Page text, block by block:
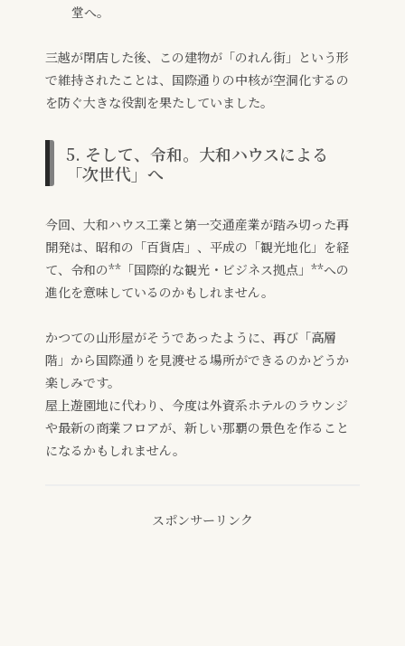
堂へ。
三越が閉店した後、この建物が「のれん街」という形
で維持されたことは、国際通りの中核が空洞化するの
を防ぐ大きな役割を果たしていました。
5. そして、令和。大和ハウスによる
「次世代」へ
今回、大和ハウス工業と第一交通産業が踏み切った再
開発は、昭和の「百貨店」、平成の「観光地化」を経
て、令和の**「国際的な観光・ビジネス拠点」**への
進化を意味しているのかもしれません。
かつての山形屋がそうであったように、再び「高層
階」から国際通りを見渡せる場所ができるのかどうか
楽しみです。
屋上遊園地に代わり、今度は外資系ホテルのラウンジ
や最新の商業フロアが、新しい那覇の景色を作ること
になるかもしれません。
スポンサーリンク